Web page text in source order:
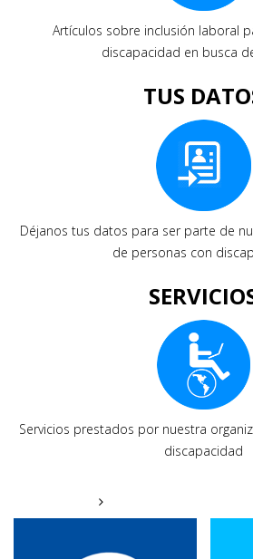
Artículos sobre inclusión laboral
discapacidad en busca
TUS
Déjanos tus datos para ser parte de
de personas con
Servicios prestados por nuestra
discapacidad